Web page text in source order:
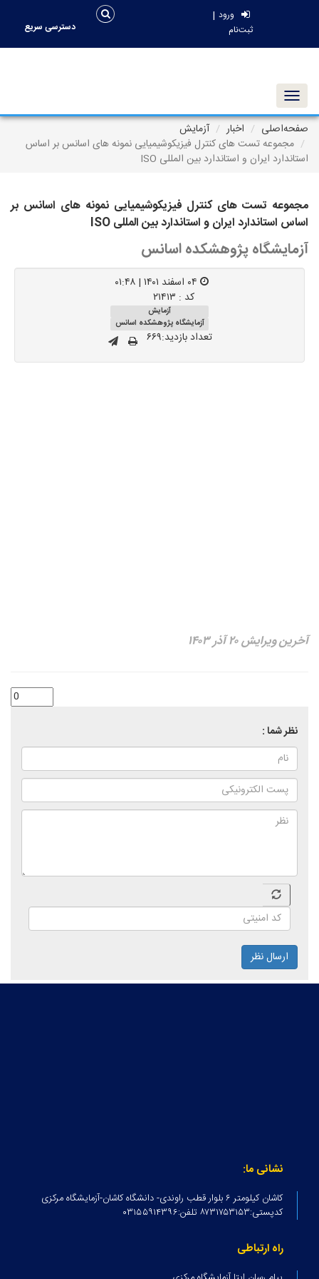
ورود |
ثبت‌نام دسترسی سریع
Toggle navigation
صفحه‌اصلی
اخبار
آزمایش
مجموعه تست های کنترل فیزیکوشیمیایی نمونه های اسانس بر اساس
استاندارد ایران و استاندارد بین المللی ISO
مجموعه تست های کنترل فیزیکوشیمیایی نمونه های اسانس بر
اساس استاندارد ایران و استاندارد بین المللی ISO
آزمایشگاه پژوهشکده اسانس
کد : ۲۱۴۱۳
آزمایش
آزمایشگاه پژوهشکده اسانس
تعداد بازدید:۶۶۹
آخرین ویرایش ۲۰ آذر ۱۴۰۳
نظر شما :
ارسال نظر
نشانی ما:
کاشان کیلومتر ۶ بلوار قطب راوندی- دانشگاه کاشان-آزمایشگاه مرکزی
کدپستی:۸۷۳۱۷۵۳۱۵۳ تلفن:۰۳۱۵۵۹۱۴۳۹۶
راه ارتباطی